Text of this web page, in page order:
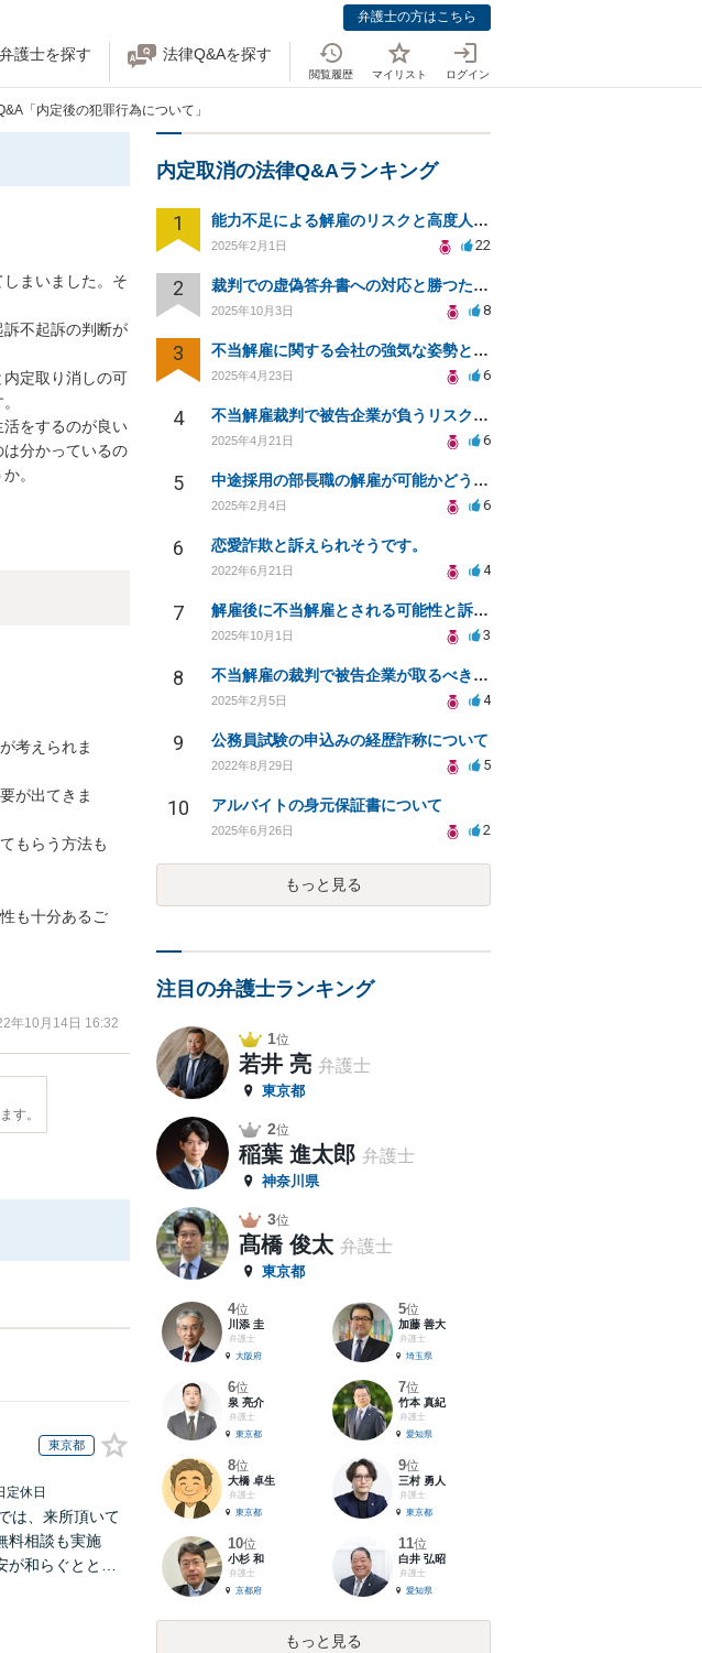
弁護士の方はこちら
弁護士を探す 法律Q&Aを探す
閲覧履歴 マイリスト ログイン
「内定後の犯罪行為について」
まいました。そ
不起訴の判断が
定取り消しの可
をするのが良い
分かっているの
。
考えられま
が出てきま
もらう方法も
も十分あるご
年10月14日 16:32
す。
東京都
定休日
は、来所頂いて
料相談も実施
和らぐととも
内定取消の法律Q&Aランキング
1 能力不足による解雇のリスクと高度人材採用の注意点とは？
2025年2月1日 22
2 裁判での虚偽答弁書への対応と勝つためのポイント
2025年10月3日 8
3 不当解雇に関する会社の強気な姿勢と法的対策について
2025年4月23日 6
4 不当解雇裁判で被告企業が負うリスクと対策は？
2025年4月21日 6
5 中途採用の部長職の解雇が可能かどうかの法的見解は？
2025年2月4日 6
6 恋愛詐欺と訴えられそうです。
2022年6月21日 4
7 解雇後に不当解雇とされる可能性と訴訟費用の見積もり
2025年10月1日 3
8 不当解雇の裁判で被告企業が取るべき対応と影響は？
2025年2月5日 4
9 公務員試験の申込みの経歴詐称について
2022年8月29日 5
10 アルバイトの身元保証書について
2025年6月26日 2
もっと見る
注目の弁護士ランキング
1位
若井 亮 弁護士
東京都
2位
稲葉 進太郎 弁護士
神奈川県
3位
髙橋 俊太 弁護士
東京都
4位
川添 圭
弁護士
大阪府
5位
加藤 善大
弁護士
埼玉県
6位
泉 亮介
弁護士
東京都
7位
竹本 真紀
弁護士
愛知県
8位
大橋 卓生
弁護士
東京都
9位
三村 勇人
弁護士
東京都
10位
小杉 和
弁護士
京都府
11位
白井 弘昭
弁護士
愛知県
もっと見る